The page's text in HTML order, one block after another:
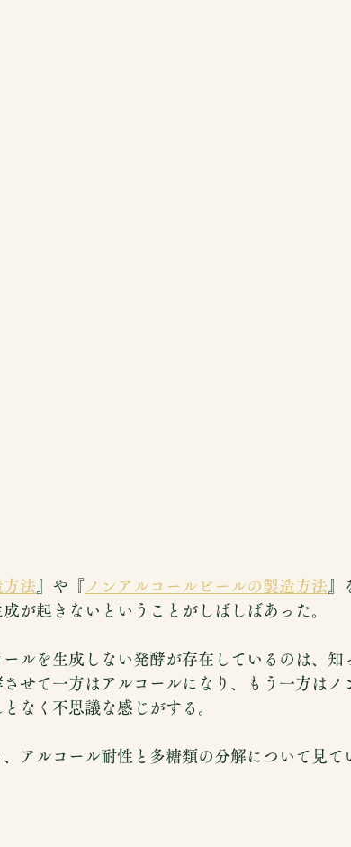
方法 』や『 ノンアルコールビールの製造方法
が起きないということがしばしばあった。
ルを生成しない発酵が存在しているのは、知
せて一方はアルコールになり、もう一方はノ
なく不思議な感じがする。
アルコール耐性と多糖類の分解について見て